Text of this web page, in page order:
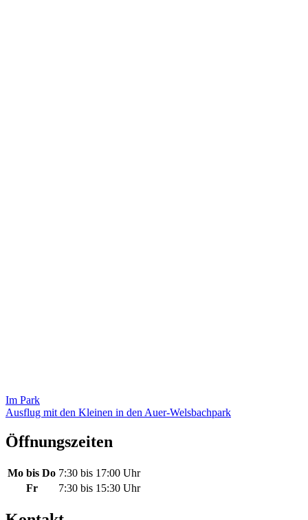
Beitragsnavigation
Im Park
Ausflug mit den Kleinen in den Auer-Welsbachpark
Öffnungszeiten
Mo bis Do 7:30 bis 17:00 Uhr
Fr
7:30 bis 15:30 Uhr